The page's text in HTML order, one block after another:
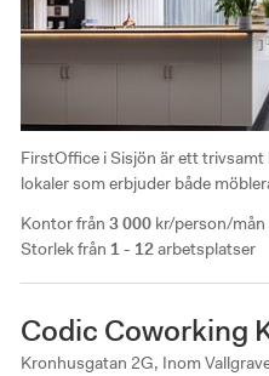
Kontor från 3 000 kr/person/mån
Storlek från 1 - 12arbetsplatser
FirstOffice i Sisjön är ett
lokaler som erbjuder både
ingår i medlemsskapet.
Codic Coworking
Kronhusgatan 2G, Inom